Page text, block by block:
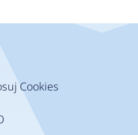
Cookies